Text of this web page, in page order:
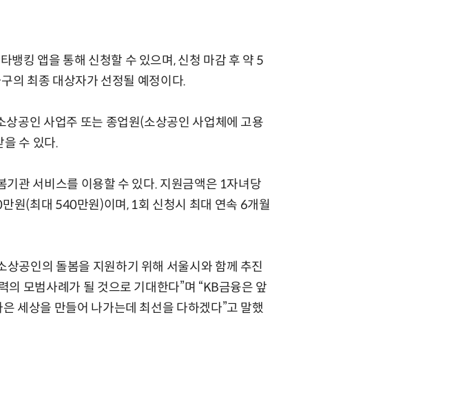
뱅킹 앱을 통해 신청할 수 있으며, 신청 마감 후 약 5
의 최종 대상자가 선정될 예정이다.
공인 사업주 또는 종업원(소상공인 사업체에 고용
을 수 있다.
관 서비스를 이용할 수 있다. 지원금액은 1자녀당
원(최대 540만원)이며, 1회 신청시 최대 연속 6개월
공인의 돌봄을 지원하기 위해 서울시와 함께 추진
모범사례가 될 것으로 기대한다”며 “KB금융은 앞
세상을 만들어 나가는데 최선을 다하겠다”고 말했